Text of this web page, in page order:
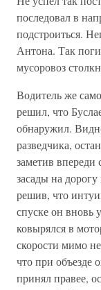
последовал в
подстроиться.
Антона. Так
мусоровоз
Водитель же
решил, что
обнаружил.
разведчика,
заметив впереди
засады на
решив, что
спуске он вновь
ковырялся в
скорости мимо
что при объезде
принял правее,